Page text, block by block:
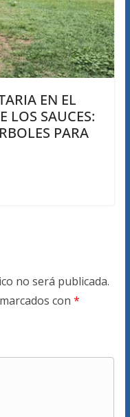
EN EL
LOS SAUCES:
PARA
no será publicada.
con *